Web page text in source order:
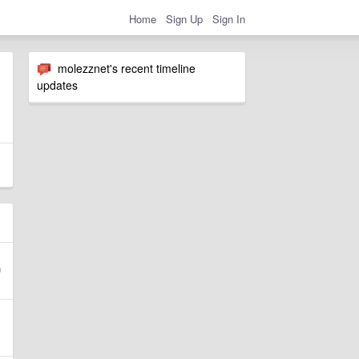
Home Sign Up Sign In
molezznet's recent timeline
updates